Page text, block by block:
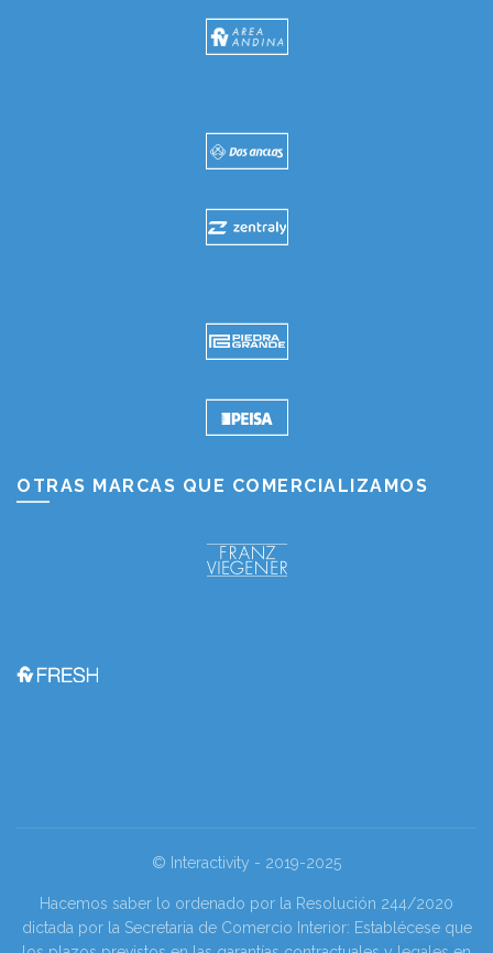
OTRAS MARCAS QUE COMERCIALIZAMOS
© Interactivity - 2019-2025
Hacemos saber lo ordenado por la Resolución 244/2020
dictada por la Secretaria de Comercio Interior: Establécese que